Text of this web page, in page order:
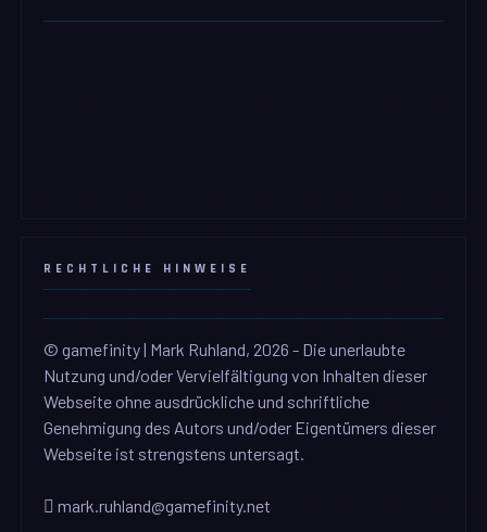
RECHTLICHE HINWEISE
© gamefinity | Mark Ruhland, 2026 - Die unerlaubte
Nutzung und/oder Vervielfältigung von Inhalten dieser
Webseite ohne ausdrückliche und schriftliche
Genehmigung des Autors und/oder Eigentümers dieser
Webseite ist strengstens untersagt.
mark.ruhland@gamefinity.net